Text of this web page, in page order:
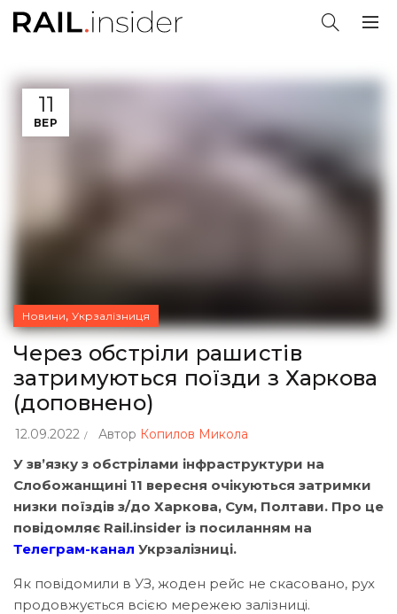
11
ВЕР
Новини, Укрзалізниця
Через обстріли рашистів
затримуються поїзди з Харкова
(доповнено)
12.09.2022 Автор Копилов Микола
У зв’язку з обстрілами інфраструктури на
Слобожанщині 11 вересня очікуються затримки
низки поїздів з/до Харкова, Сум, Полтави. Про це
повідомляє Rail.insider із посиланням на
Телеграм-канал Укрзалізниці.
Як повідомили в УЗ, жоден рейс не скасовано, рух
продовжується всією мережею залізниці.